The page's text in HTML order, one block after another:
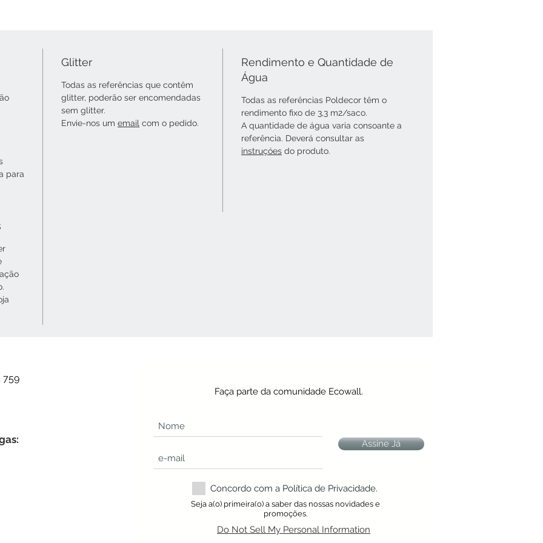
para
Glitter
Todas as referências que contêm
glitter, poderão ser encomendadas
sem glitter.
Envie-nos um email com o pedido.
Rendimento e Quantidade de
Água
Todas as referências Poldecor têm o
rendimento fixo de 3,3 m2/saco.
A quantidade de água varia consoante a
referência. Deverá consultar as
instruçóes do produto.
759
Faça parte da comunidade Ecowall.
Assine Já
Concordo com a Política de Privacidade.
Seja a(o) primeira(o) a saber das nossas novidades e
promoções.
Do Not Sell My Personal Information